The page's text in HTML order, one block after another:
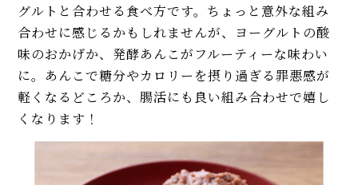
グルトと合わせる食べ方です。ちょっと意外な組み
合わせに感じるかもしれませんが、ヨーグルトの酸
味のおかげか、発酵あんこがフルーティーな味わい
に。あんこで糖分やカロリーを摂り過ぎる罪悪感が
軽くなるどころか、腸活にも良い組み合わせで嬉し
くなります！